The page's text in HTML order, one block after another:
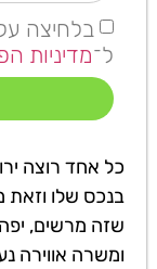
בלחיצה
ל־מדיניות
כל אחד רוצה
בנכס שלו וזאת
שזה מרשים, יפה
ומשרה אווירה